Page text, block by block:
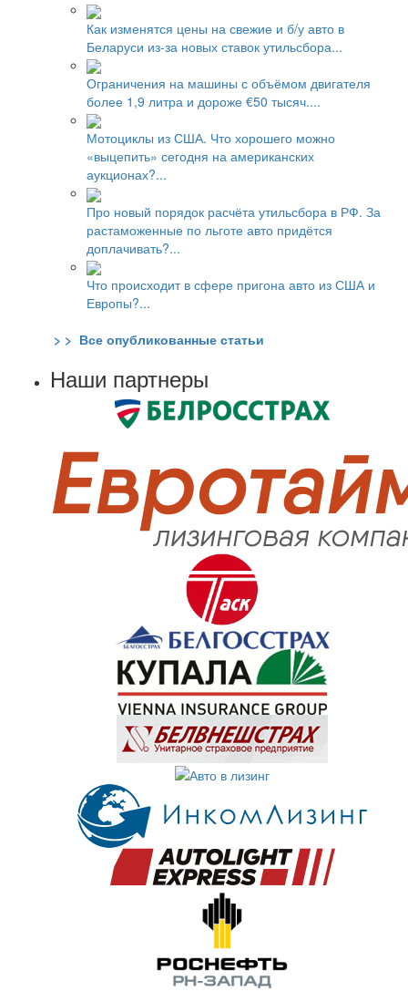
Как изменятся цены на свежие и б/у авто в
Беларуси из-за новых ставок утильсбора...
Ограничения на машины с объёмом двигателя
более 1,9 литра и дороже €50 тысяч....
Мотоциклы из США. Что хорошего можно
«выцепить» сегодня на американских
аукционах?...
Про новый порядок расчёта утильсбора в РФ. За
растаможенные по льготе авто придётся
доплачивать?...
Что происходит в сфере пригона авто из США и
Европы?...
> > Все опубликованные статьи
Наши партнеры